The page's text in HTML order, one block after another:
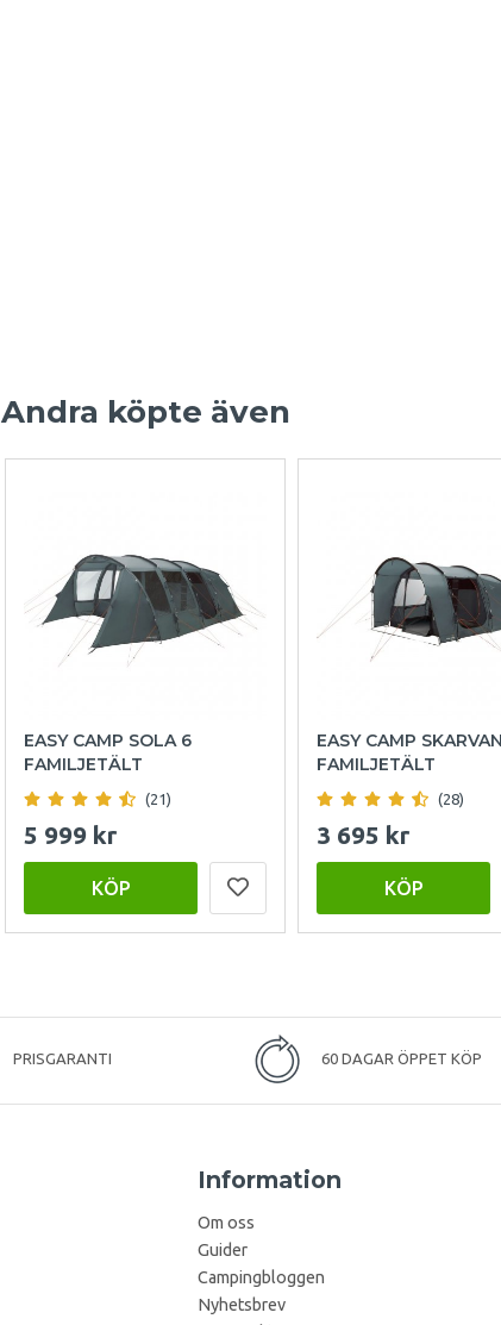
Andra köpte även
EASY CAMP SOLA 6
FAMILJETÄLT
(21)
5 999 kr
KÖP
EASY CAMP
FAMILJETÄLT
(28)
3 695 kr
KÖP
PRISGARANTI 60 DAGAR ÖPPET KÖP
Information
Om oss
Guider
Campingbloggen
Nyhetsbrev